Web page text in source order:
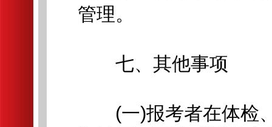
管理。
七、其他事项
(一)报考者在体检、